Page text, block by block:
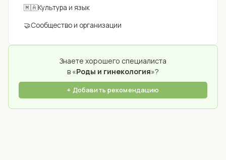
🇲🇦Культура и язык
🤝Сообщество и организации
Знаете хорошего специалиста
в «Роды и гинекология»?
+ Добавить рекомендацию